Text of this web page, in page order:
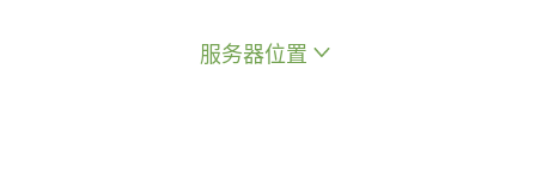
服务器位置